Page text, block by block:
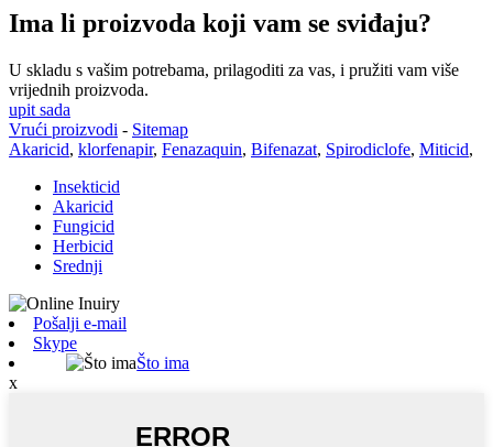
Ima li proizvoda koji vam se sviđaju?
U skladu s vašim potrebama, prilagoditi za vas, i pružiti vam više
vrijednih proizvoda.
upit sada
Vrući proizvodi - Sitemap
Akaricid, klorfenapir, Fenazaquin, Bifenazat, Spirodiclofe, Miticid,
Insekticid
Akaricid
Fungicid
Herbicid
Srednji
Pošalji e-mail
Skype
Što ima
x